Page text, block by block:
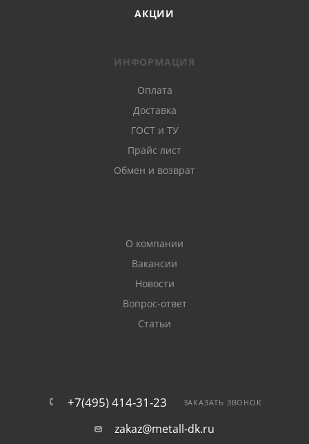
АКЦИИ
ИНФОРМАЦИЯ
Оплата
Доставка
ГОСТ и ТУ
Прайс лист
Обмен и возврат
О компании
Вакансии
Новости
Вопрос-ответ
Статьи
+7(495) 414-31-23 ЗАКАЗАТЬ ЗВОНОК
zakaz@metall-dk.ru